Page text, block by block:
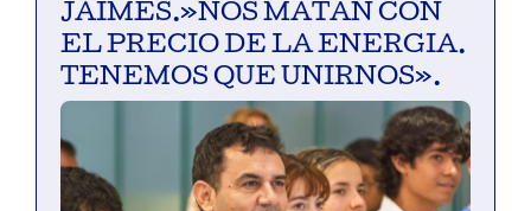
JAIMES.»NOS MATAN CON
EL PRECIO DE LA ENERGIA.
TENEMOS QUE UNIRNOS».